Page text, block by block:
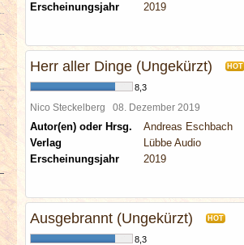
Erscheinungsjahr
2019
Herr aller Dinge (Ungekürzt) HOT
8,3
Nico Steckelberg 08. Dezember 2019
Autor(en) oder Hrsg.
Andreas Eschbach
Verlag
Lübbe Audio
Erscheinungsjahr
2019
Ausgebrannt (Ungekürzt) HOT
8,3